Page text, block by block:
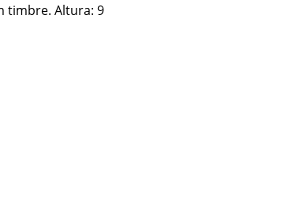
timbre. Altura: 9